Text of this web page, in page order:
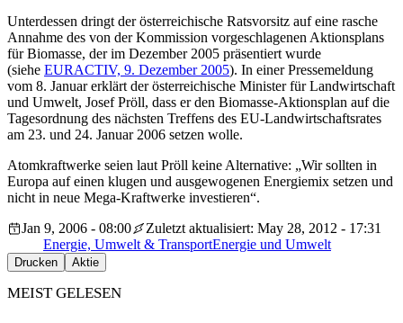
Unterdessen dringt der österreichische Ratsvorsitz auf eine rasche
Annahme des von der Kommission vorgeschlagenen Aktionsplans
für Biomasse, der im Dezember 2005 präsentiert wurde
(siehe EURACTIV, 9. Dezember 2005). In einer Pressemeldung
vom 8. Januar erklärt der österreichische Minister für Landwirtschaft
und Umwelt, Josef Pröll, dass er den Biomasse-Aktionsplan auf die
Tagesordnung des nächsten Treffens des EU-Landwirtschaftsrates
am 23. und 24. Januar 2006 setzen wolle.
Atomkraftwerke seien laut Pröll keine Alternative: „Wir sollten in
Europa auf einen klugen und ausgewogenen Energiemix setzen und
nicht in neue Mega-Kraftwerke investieren“.
Jan 9, 2006 - 08:00
Zuletzt aktualisiert: May 28, 2012 - 17:31
Energie, Umwelt & TransportEnergie und Umwelt
Drucken Aktie
MEIST GELESEN